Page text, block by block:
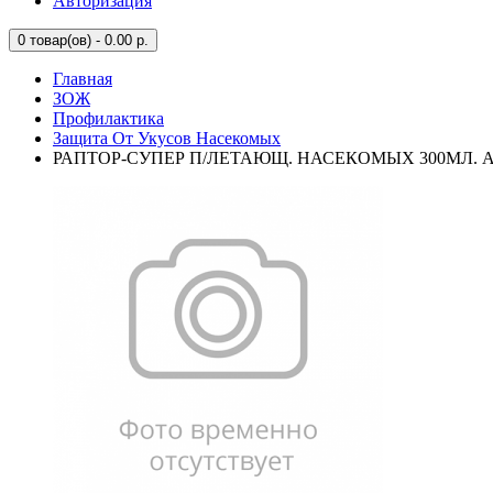
0 товар(ов) - 0.00 р.
Главная
ЗОЖ
Профилактика
Защита От Укусов Насекомых
РАПТОР-СУПЕР П/ЛЕТАЮЩ. НАСЕКОМЫХ 300МЛ.